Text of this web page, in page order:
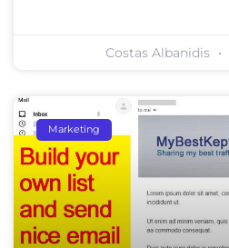
Costas Albanidis
Marketing